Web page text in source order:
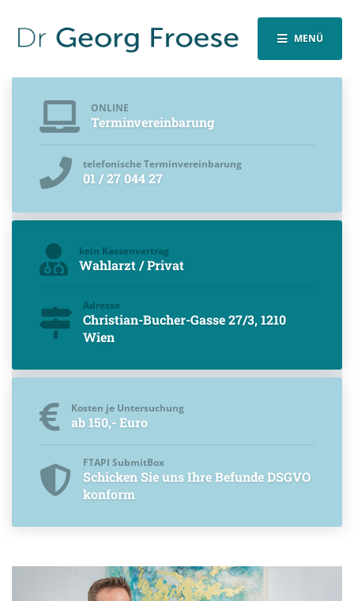
MENÜ
ONLINE
Terminvereinbarung
telefonische Terminvereinbarung
01 / 27 044 27
kein Kassenvertrag
Wahlarzt / Privat
Adresse
Christian-Bucher-Gasse 27/3, 1210
Wien
Kosten je Untersuchung
ab 150,- Euro
FTAPI SubmitBox
Schicken Sie uns Ihre Befunde DSGVO
konform